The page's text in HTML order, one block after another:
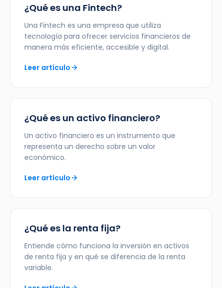
¿Qué es una Fintech?
Una Fintech es una empresa que utiliza
tecnología para ofrecer servicios financieros de
manera más eficiente, accesible y digital.
Leer artículo
¿Qué es un activo financiero?
Un activo financiero es un instrumento que
representa un derecho sobre un valor
económico.
Leer artículo
¿Qué es la renta fija?
Entiende cómo funciona la inversión en activos
de renta fija y en qué se diferencia de la renta
variable.